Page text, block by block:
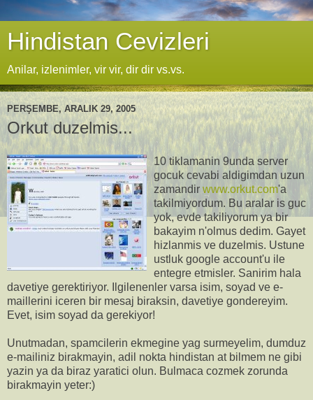
Hindistan Cevizleri
Anilar, izlenimler, vir vir, dir dir vs.vs.
PERŞEMBE, ARALIK 29, 2005
Orkut duzelmis...
10 tiklamanin 9unda server
gocuk cevabi aldigimdan uzun
zamandir www.orkut.com'a
takilmiyordum. Bu aralar is guc
yok, evde takiliyorum ya bir
bakayim n'olmus dedim. Gayet
hizlanmis ve duzelmis. Ustune
ustluk google account'u ile
entegre etmisler. Sanirim hala
davetiye gerektiriyor. Ilgilenenler varsa isim, soyad ve e-
maillerini iceren bir mesaj biraksin, davetiye gondereyim.
Evet, isim soyad da gerekiyor!
Unutmadan, spamcilerin ekmegine yag surmeyelim, dumduz
e-mailiniz birakmayin, adil nokta hindistan at bilmem ne gibi
yazin ya da biraz yaratici olun. Bulmaca cozmek zorunda
birakmayin yeter:)